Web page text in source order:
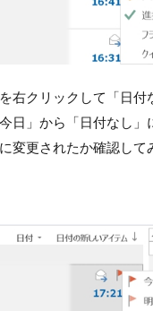
右クリックして「日付
日」から「日付なし」
変更されたか確認して